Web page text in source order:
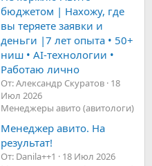
бюджетом | Нахожу, где
вы теряете заявки и
деньги |7 лет опыта • 50+
ниш • AI-технологии •
Работаю лично
От: Александр Скуратов 18
Июл 2026
Менеджеры авито (авитологи)
Менеджер авито. На
результат!
От: Danila++1
18 Июл 2026